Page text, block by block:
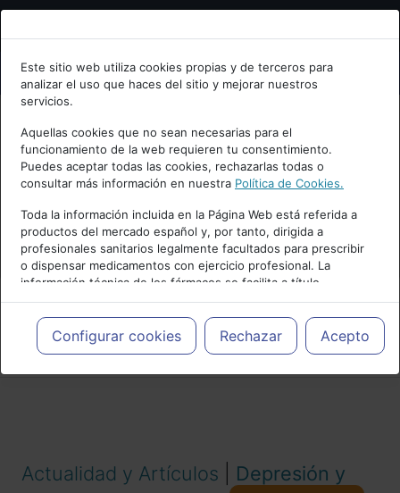
Bienvenid@ a psiquiatria.com
Escribe tu Email
Accede o regístrate con tu email.
Cancelar
Este sitio web utiliza cookies propias y de terceros para
analizar el uso que haces del sitio y mejorar nuestros
servicios.
Aquellas cookies que no sean necesarias para el
funcionamiento de la web requieren tu consentimiento.
Puedes aceptar todas las cookies, rechazarlas todas o
consultar más información en nuestra Política de Cookies.
Toda la información incluida en la Página Web está referida a
productos del mercado español y, por tanto, dirigida a
profesionales sanitarios legalmente facultados para prescribir
o dispensar medicamentos con ejercicio profesional. La
información técnica de los fármacos se facilita a título
meramente informativo, siendo responsabilidad de los
profesionales facultados prescribir medicamentos y decidir, en
cada caso concreto, el tratamiento más adecuado a las
necesidades del paciente.
Configurar cookies Rechazar Acepto
PUBLICIDAD
Actualidad y Artículos
Depresión y